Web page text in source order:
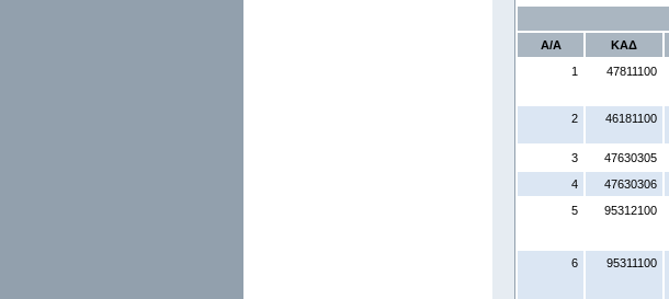
Α/Α
ΚΑΔ
1
47811100
2 46181100
3
47630305
4
47630306
5
95312100
6
95311100